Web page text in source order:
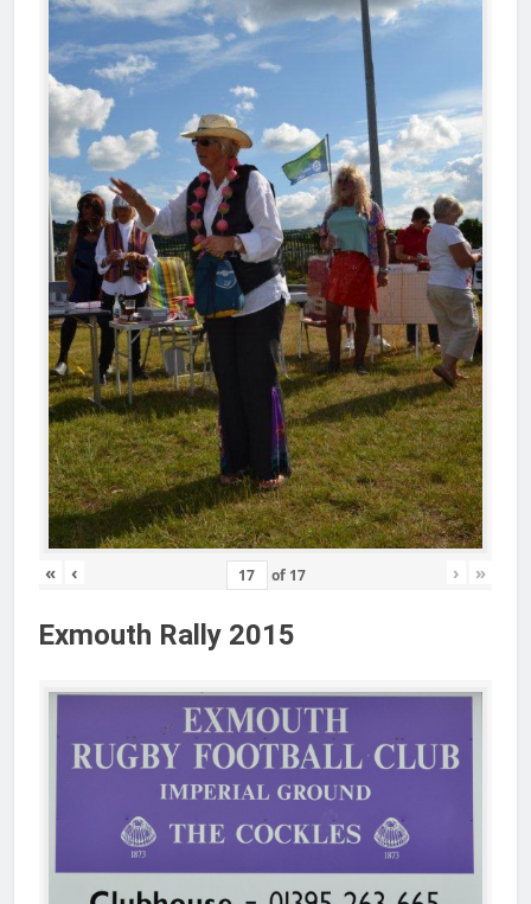
« ‹ of 17 › »
Exmouth Rally 2015